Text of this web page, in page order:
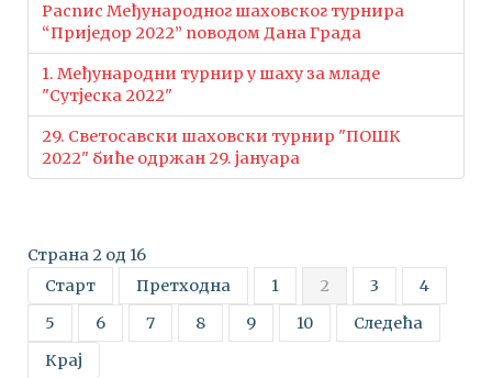
Распис Међународног шаховског турнира
“Приједор 2022” поводом Дана Града
1. Међународни турнир у шаху за младе
"Сутјеска 2022"
29. Светосавски шаховски турнир "ПОШК
2022" биће одржан 29. јануара
Страна 2 од 16
Старт
Претходна 1 2 3
4
5
6 7 8 9 10
Следећа
Крај